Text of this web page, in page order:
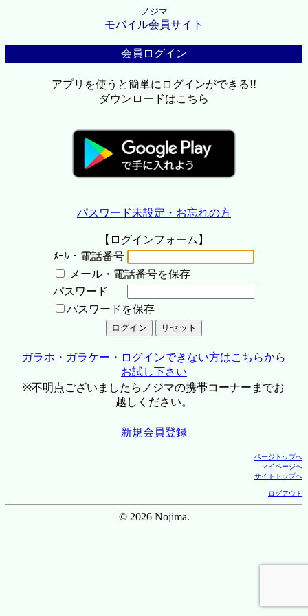
ノジマ
モバイル会員サイト
会員ログイン
アプリを使うと簡単にログインができる!!
ダウンロードはこちら
パスワード未設定・お忘れの方
【ログインフォーム】
ﾒｰﾙ・電話番号
メール・電話番号を保存
パスワード
パスワードを保存
ガラホ・ガラケー・ログインできない方はこちらから
お試し下さい
※不明点ございましたらノジマの携帯コーナーまでお
越しください。
新規会員登録
ページトップへ
マイページへ
サイトトップへ
ログアウト
© 2026 Nojima.